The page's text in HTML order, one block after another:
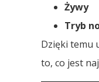
Żywy
Tryb
Dzięki temu
to, co jest